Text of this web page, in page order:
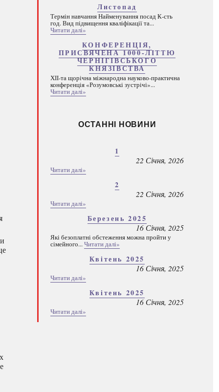
Листопад
Термін навчання Найменування посад К-сть
год. Вид підвищення кваліфікації та...
Читати далі»
КОНФЕРЕНЦІЯ,
ПРИСВЯЧЕНА 1000-ЛІТТЮ
ЧЕРНІГІВСЬКОГО
КНЯЗІВСТВА
ХІІ-та щорічна міжнародна науково-практична
конференція «Розумовські зустрічі»...
Читати далі»
ОСТАННІ НОВИНИ
1
22 Січня, 2026
Читати далі»
2
22 Січня, 2026
Читати далі»
Березень 2025
16 Січня, 2025
Які безоплатні обстеження можна пройти у
сімейного...Читати далі»
Квітень 2025
16 Січня, 2025
Читати далі»
Квітень 2025
16 Січня, 2025
Читати далі»